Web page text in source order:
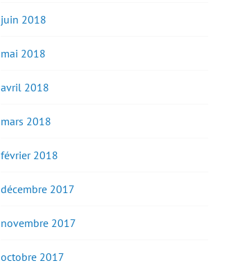
juin 2018
mai 2018
avril 2018
mars 2018
février 2018
décembre 2017
novembre 2017
octobre 2017